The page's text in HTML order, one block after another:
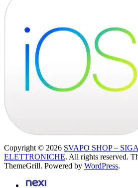
Copyright © 2026 SVAPO SHOP –
ELETTRONICHE. All rights reserved.
ThemeGrill. Powered by WordPress.